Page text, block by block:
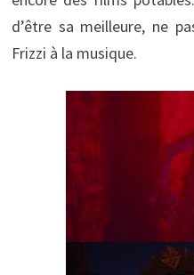
d’être sa meilleure, ne
Frizzi à la musique.